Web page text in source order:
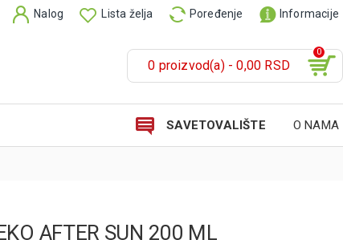
Nalog Lista želja Poređenje Informacije
0 proizvod(a) - 0,00 RSD
0
SAVETOVALIŠTE O NAMA
AFTER SUN 200 ML